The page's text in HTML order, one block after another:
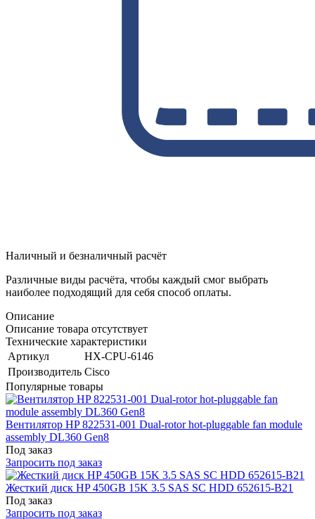
Наличный и безналичный расчёт
Различные виды расчёта, чтобы каждый смог выбрать
наиболее подходящий для себя способ оплаты.
Описание
Описание товара отсутствует
Технические характеристики
Артикул
HX-CPU-6146
Производитель Cisco
Популярные товары
Вентилятор HP 822531-001 Dual-rotor hot-pluggable fan module
assembly DL360 Gen8
Под заказ
Запросить под заказ
Жесткий диск HP 450GB 15K 3.5 SAS SC HDD 652615-B21
Под заказ
Запросить под заказ